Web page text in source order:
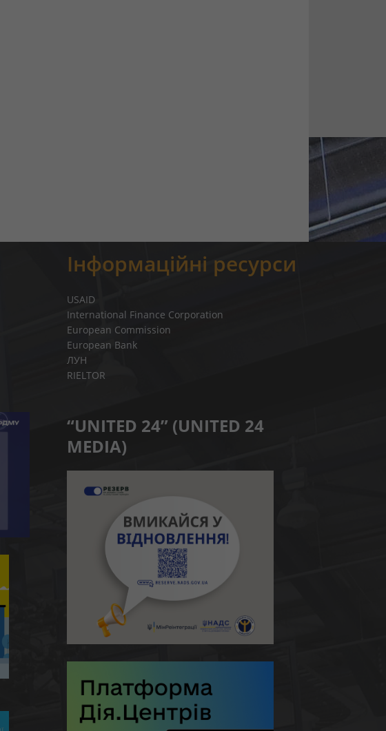
Інформаційні ресурси
USAID
International Finance Corporation
European Commission
European Bank
ЛУН
RIELTOR
“UNITED 24” (UNITED 24
MEDIA)